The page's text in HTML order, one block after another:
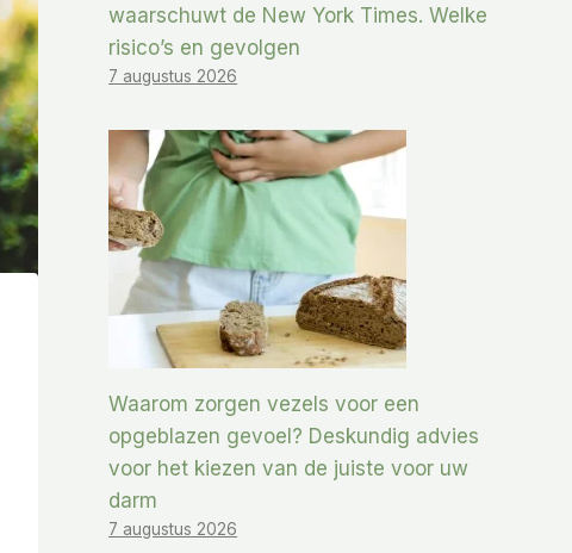
waarschuwt de New York Times. Welke
risico’s en gevolgen
7 augustus 2026
Waarom zorgen vezels voor een
opgeblazen gevoel? Deskundig advies
voor het kiezen van de juiste voor uw
darm
7 augustus 2026